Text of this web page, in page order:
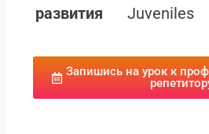
развития
Juveniles
Запишись на урок к